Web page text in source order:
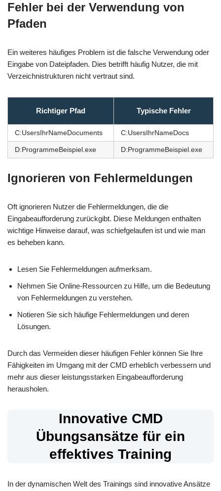
Fehler bei der Verwendung von
Pfaden
Ein weiteres häufiges Problem ist die falsche Verwendung oder
Eingabe von Dateipfaden. Dies betrifft häufig Nutzer, die mit
Verzeichnistrukturen nicht vertraut sind.
Richtiger Pfad Typische Fehler
C:UsersIhrNameDocuments C:UsersIhrNameDocs
D:ProgrammeBeispiel.exe D:ProgrammeBeispiel.exe
Ignorieren von Fehlermeldungen
Oft ignorieren Nutzer die Fehlermeldungen, die die
Eingabeaufforderung zurückgibt. Diese Meldungen enthalten
wichtige Hinweise darauf, was schiefgelaufen ist und wie man
es beheben kann.
Lesen Sie Fehlermeldungen aufmerksam.
Nehmen Sie Online-Ressourcen zu Hilfe, um die Bedeutung
von Fehlermeldungen zu verstehen.
Notieren Sie sich häufige Fehlermeldungen und deren
Lösungen.
Durch das Vermeiden dieser häufigen Fehler können Sie Ihre
Fähigkeiten im Umgang mit der CMD erheblich verbessern und
mehr aus dieser leistungsstarken Eingabeaufforderung
herausholen.
Innovative CMD
Übungsansätze für ein
effektives Training
In der dynamischen Welt des Trainings sind innovative Ansätze